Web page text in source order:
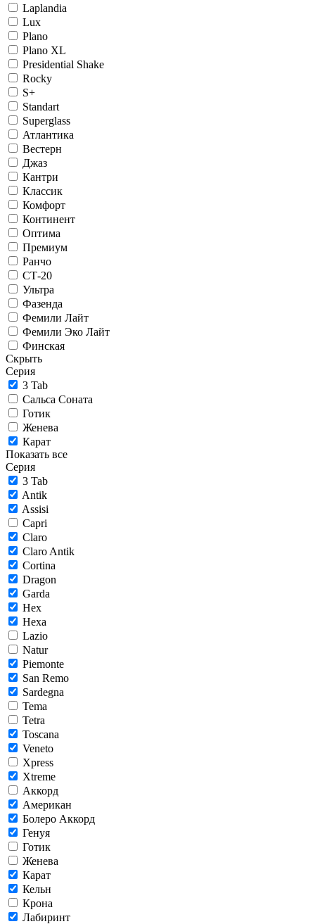
Laplandia
Lux
Plano
Plano XL
Presidential Shake
Rocky
S+
Standart
Superglass
Атлантика
Вестерн
Джаз
Кантри
Классик
Комфорт
Континент
Оптима
Премиум
Ранчо
СТ-20
Ультра
Фазенда
Фемили Лайт
Фемили Эко Лайт
Финская
Скрыть
Серия
3 Tab
Сальса Соната
Готик
Женева
Карат
Показать все
Серия
3 Tab
Antik
Assisi
Capri
Claro
Claro Antik
Cortina
Dragon
Garda
Hex
Hexa
Lazio
Natur
Piemonte
San Remo
Sardegna
Tema
Tetra
Toscana
Veneto
Xpress
Xtreme
Аккорд
Американ
Болеро Аккорд
Генуя
Готик
Женева
Карат
Кельн
Крона
Лабиринт